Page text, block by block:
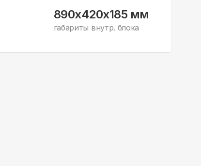
890x420x185 мм
габариты внутр. блока